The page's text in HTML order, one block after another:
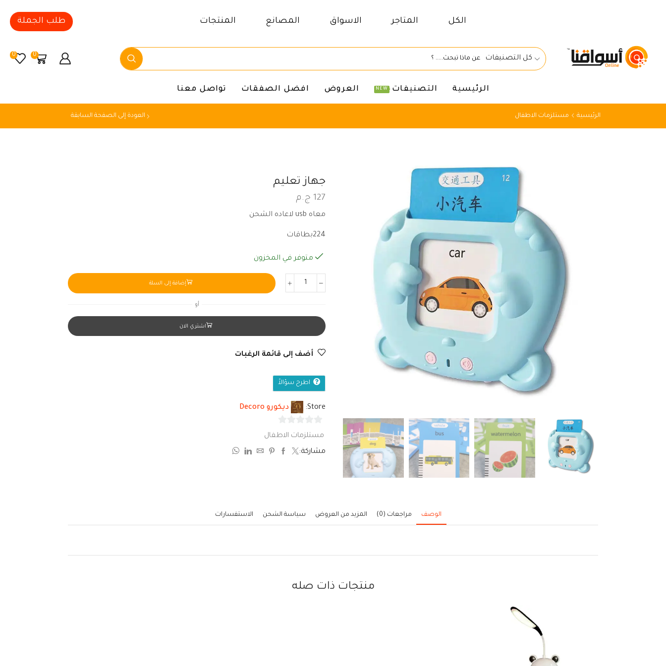
الكل المتاجر الاسواق المصانع المنتجات طلب الجملة
كل التصنيفات 0
0
الرئيسية التصنيفات NEW العروض افضل الصفقات تواصل معنا
الرئيسية مستلزمات الاطفال العودة إلى الصفحة السابقة
جهاز تعليم
127 ج.م
معاه usb لاعاده الشحن
224بطاقات
متوفر في المخزون
إضافة إلى السلة
أو
اشتري الان
أضف إلى قائمة الرغبات
اطرح سؤالاً
Store: ديكورو Decoro
0
مستلزمات الاطفال
مشاركة:
الوصف مراجعات (0) المزيد من العروض سياسة الشحن الاستفسارات
منتجات ذات صله